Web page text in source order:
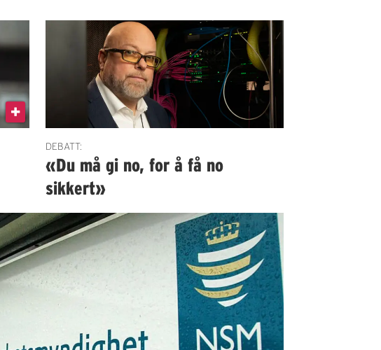
DEBATT:
«Du må gi no, for å få no
sikkert»